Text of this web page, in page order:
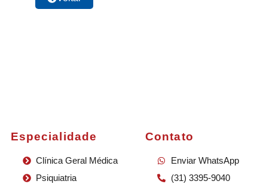
Especialidade
Clínica Geral Médica
Psiquiatria
Contato
Enviar WhatsApp
(31) 3395-9040